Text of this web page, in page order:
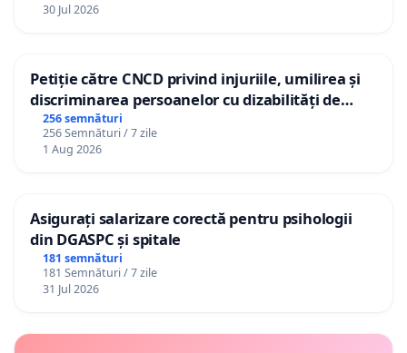
30 Jul 2026
Petiție către CNCD privind injuriile, umilirea și
discriminarea persoanelor cu dizabilități de
către utilizatorul TikTok „Gorici”
256 semnături
256 Semnături / 7 zile
1 Aug 2026
Asigurați salarizare corectă pentru psihologii
din DGASPC și spitale
181 semnături
181 Semnături / 7 zile
31 Jul 2026